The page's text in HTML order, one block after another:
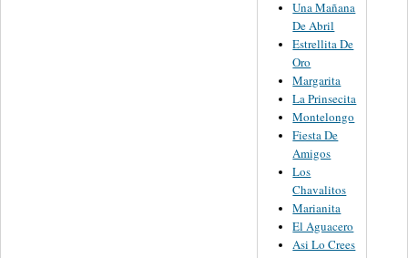
Una Mañana
De Abril
Estrellita De
Oro
Margarita
La Prinsecita
Montelongo
Fiesta De
Amigos
Los
Chavalitos
Marianita
El Aguacero
Asi Lo Crees